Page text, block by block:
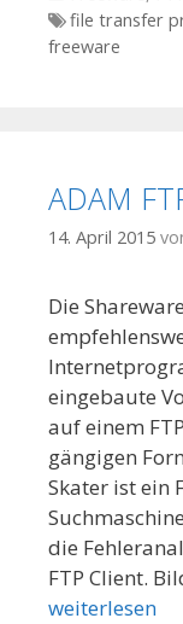
Tags
file transfer
freeware
ADAM
14. April 2015
Die
eingebaute
auf einem
gängigen
Skater ist ein
die
FTP Client.
weiterlesen